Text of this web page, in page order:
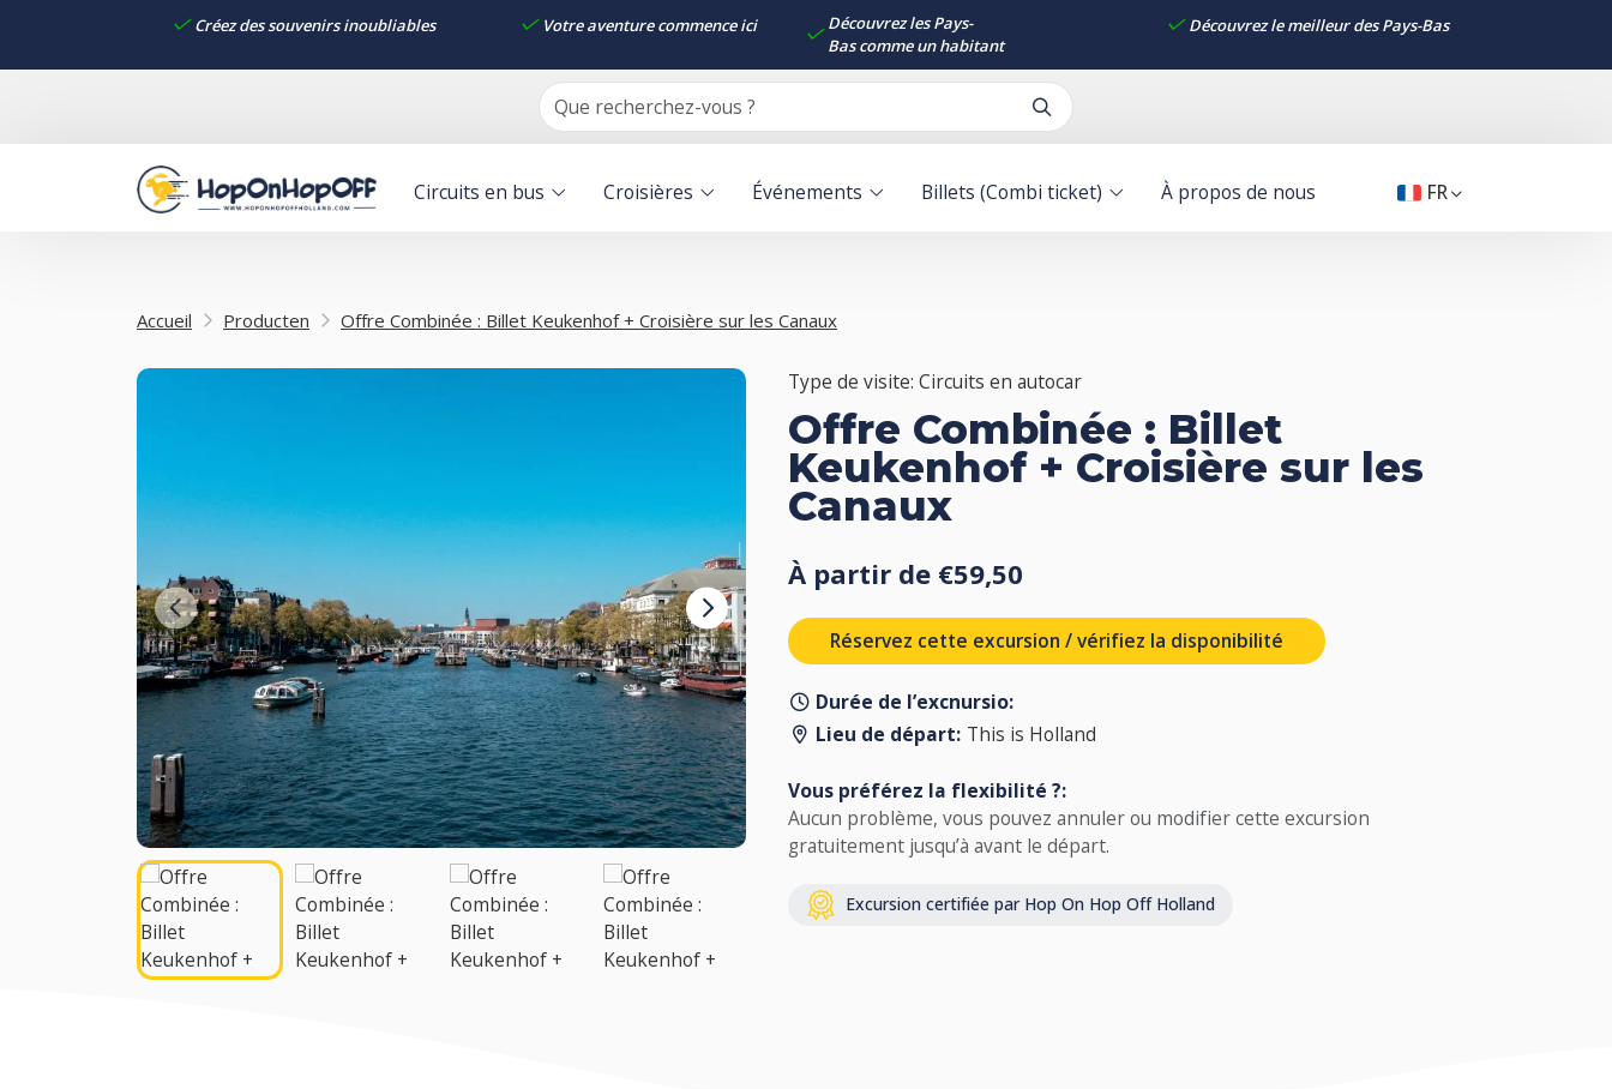
Créez des souvenirs inoubliables Votre aventure commence ici
Découvrez les Pays-
Bas comme un habitant
Découvrez le meilleur des Pays-Bas
Circuits en bus Croisières Événements Billets (Combi ticket) À propos de nous FR
Accueil Producten Offre Combinée : Billet Keukenhof + Croisière sur les Canaux
Type de visite: Circuits en autocar
Offre Combinée : Billet
Keukenhof + Croisière sur les
Canaux
À partir de €59,50
Réservez cette excursion / vérifiez la disponibilité
Durée de l’excnursio:
Lieu de départ: This is Holland
Vous préférez la flexibilité ?:
Aucun problème, vous pouvez annuler ou modifier cette excursion
gratuitement jusqu’à avant le départ.
Excursion certifiée par Hop On Hop Off Holland